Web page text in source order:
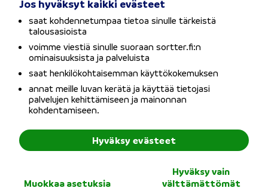
Jos hyväksyt kaikki evästeet
saat kohdennetumpaa tietoa sinulle tärkeistä
talousasioista
voimme viestiä sinulle suoraan sortter.fi:n
ominaisuuksista ja palveluista
saat henkilökohtaisemman käyttökokemuksen
annat meille luvan kerätä ja käyttää tietojasi
palvelujen kehittämiseen ja mainonnan
kohdentamiseen.
Muokkaa asetuksia
Hyväksy vain
välttämättömät
Hyväksy evästeet
Vaihda sijaintia
Käyttöehdot
Evästeet
Copyright © Sortter Oy / Y-tunnus: 2954352-7 / Osoite:
Bulevardi 21, 00180 Helsinki